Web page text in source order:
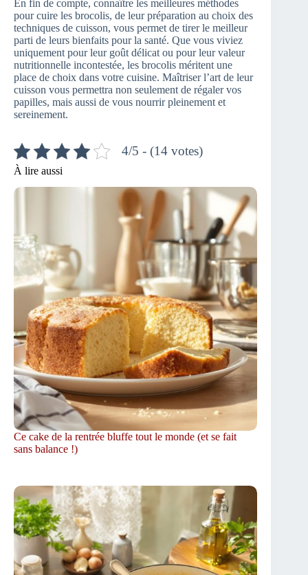
En fin de compte, connaître les meilleures méthodes
pour cuire les brocolis, de leur préparation au choix des
techniques de cuisson, vous permet de tirer le meilleur
parti de leurs bienfaits pour la santé. Que vous viviez
uniquement pour leur goût délicat ou pour leur valeur
nutritionnelle incontestée, les brocolis méritent une
place de choix dans votre cuisine. Maîtriser l’art de leur
cuisson vous permettra non seulement de régaler vos
papilles, mais aussi de vous nourrir pleinement et
sereinement.
4/5 - (14 votes)
À lire aussi
Ce cake de la rentrée bluffe tout le monde (et se fait
sans balance !)